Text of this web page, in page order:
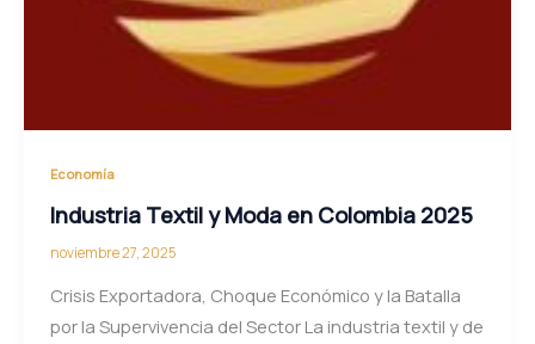
Economía
Industria Textil y Moda en Colombia 2025
noviembre 27, 2025
Crisis Exportadora, Choque Económico y la Batalla
por la Supervivencia del Sector La industria textil y de